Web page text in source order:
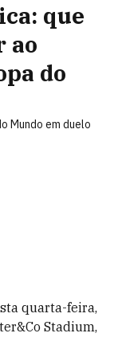
que
ao
do
Mundo em duelo
quarta-feira,
Stadium,